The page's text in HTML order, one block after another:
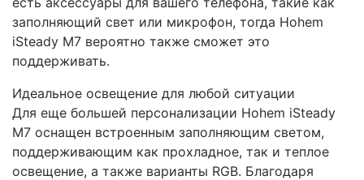
заполняющий свет или микрофон, тогда Hohem
iSteady M7 вероятно также сможет это
поддерживать.
Идеальное освещение для любой ситуации
Для еще большей персонализации Hohem iSteady
M7 оснащен встроенным заполняющим светом,
поддерживающим как прохладное, так и теплое
освещение, а также варианты RGB. Благодаря